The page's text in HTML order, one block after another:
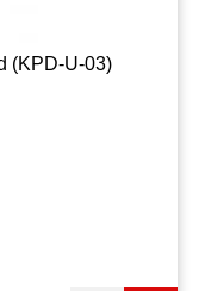
(KPD-U-03)